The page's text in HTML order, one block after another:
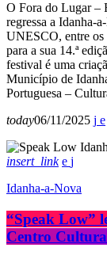
O Fora do Lugar –
regressa a Idanha-
UNESCO, entre os
para a sua 14.ª
festival é uma
Município de
Portuguesa –
today06/11/2025
insert_link
Idanha-a-Nova
“Speak Low”
Centro